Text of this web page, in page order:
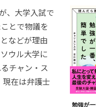
勉強が
、大学入試で
とで物議を
などが理由
ウル大学に
チャン・ス
在は弁護士